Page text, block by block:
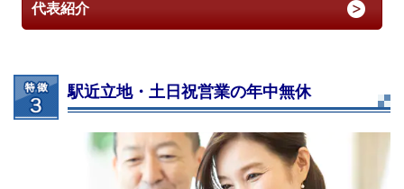
代表紹介
駅近立地・土日祝営業の年中無休